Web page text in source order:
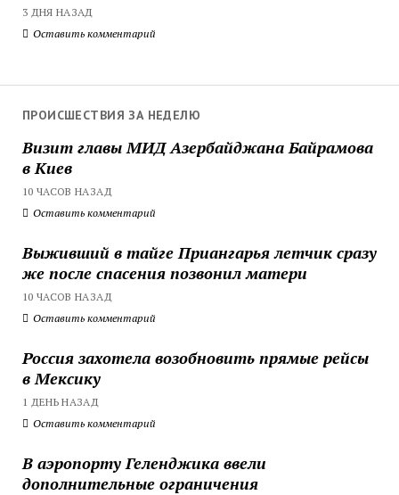
3 ДНЯ НАЗАД
Оставить комментарий
ПРОИСШЕСТВИЯ ЗА НЕДЕЛЮ
Визит главы МИД Азербайджана Байрамова
в Киев
10 ЧАСОВ НАЗАД
Оставить комментарий
Выживший в тайге Приангарья летчик сразу
же после спасения позвонил матери
10 ЧАСОВ НАЗАД
Оставить комментарий
Россия захотела возобновить прямые рейсы
в Мексику
1 ДЕНЬ НАЗАД
Оставить комментарий
В аэропорту Геленджика ввели
дополнительные ограничения